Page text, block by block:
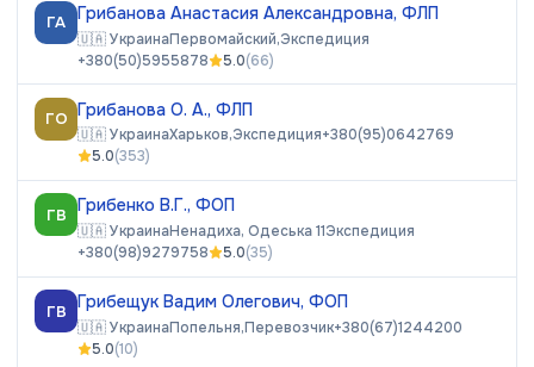
ГА Грибанова Анастасия Александровна, ФЛП
🇺🇦УкраинаПервомайский,Экспедиция
+380(50)5955878
5.0(66)
ГО Грибанова О. А., ФЛП
🇺🇦УкраинаХарьков,Экспедиция+380(95)0642769
5.0(353)
ГВ Грибенко В.Г., ФОП
🇺🇦УкраинаНенадиха, Одеська 11Экспедиция
+380(98)9279758
5.0(35)
ГВ Грибещук Вадим Олегович, ФОП
🇺🇦УкраинаПопельня,Перевозчик+380(67)1244200
5.0(10)